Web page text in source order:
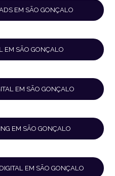
EM SÃO GONÇALO
EM SÃO GONÇALO
EM SÃO GONÇALO
EM SÃO GONÇALO
EM SÃO GONÇALO